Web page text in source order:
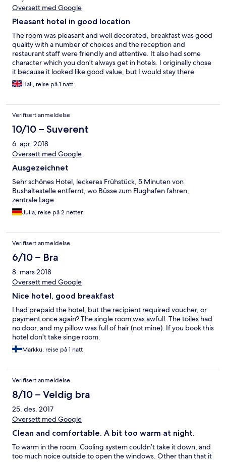
Oversett med Google
Pleasant hotel in good location
The room was pleasant and well decorated, breakfast was good
quality with a number of choices and the reception and
restaurant staff were friendly and attentive. It also had some
character which you don't always get in hotels. I originally chose
it because it looked like good value, but I would stay there
again.Hall, reise på 1 natt
Verifisert anmeldelse
10/10 – Suverent
6. apr. 2018
Oversett med Google
Ausgezeichnet
Sehr schönes Hotel, leckeres Frühstück, 5 Minuten von
Bushaltestelle entfernt, wo Büsse zum Flughafen fahren,
zentrale Lage
Julia, reise på 2 netter
Verifisert anmeldelse
6/10 – Bra
8. mars 2018
Oversett med Google
Nice hotel, good breakfast
I had prepaid the hotel, but the recipient required voucher, or
payment once again? The single room was awfull. The toiles had
no door, and my pillow was full of hair (not mine). If you book this
hotel don't take singe room.
Markku, reise på 1 natt
Verifisert anmeldelse
8/10 – Veldig bra
25. des. 2017
Oversett med Google
Clean and comfortable. A bit too warm at night.
To warm in the room. Cooling system couldn’t take it down, and
too much noice outside to open the windows. Other than that it